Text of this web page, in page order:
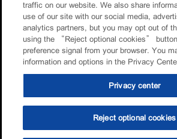
traffic on our website. We also share
use of our site with our social media,
analytics partners, but you may opt out of
using the “Reject optional cookies”
preference signal from your browser. You
information and options in the Privacy
Privacy center
Reject optional cookies